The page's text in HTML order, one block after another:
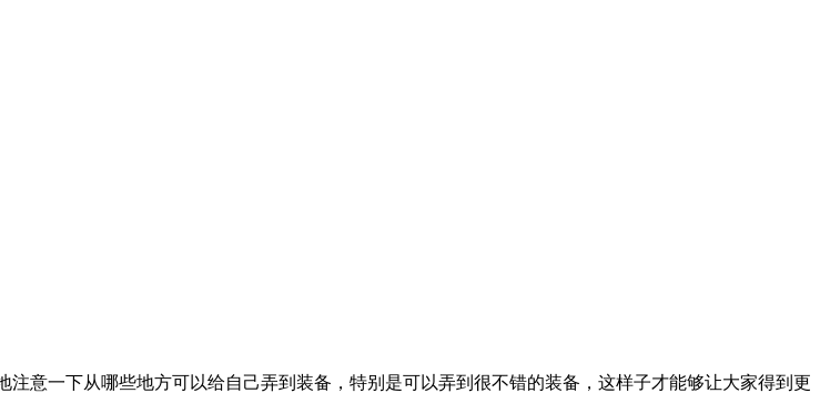
意一下从哪些地方可以给自己弄到装备，特别是可以弄到很不错的装备，这样子才能够让大家得到更